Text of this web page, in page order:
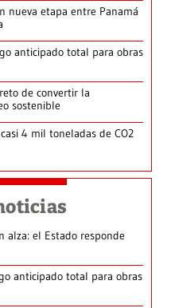
nueva etapa entre Panamá
anticipado total para obras
de convertir la
sostenible
4 mil toneladas de CO2
alza: el Estado responde
anticipado total para obras